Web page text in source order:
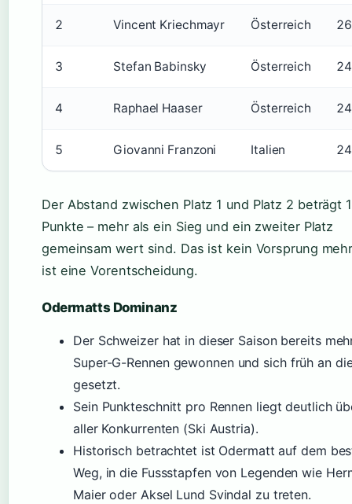
2 Vincent Kriechmayr Österreich
3 Stefan Babinsky Österreich
4 Raphael Haaser Österreich
5 Giovanni Franzoni Italien
Der Abstand zwischen Platz 1 und Platz 2 beträgt
Punkte – mehr als ein Sieg und ein zweiter Platz
gemeinsam wert sind. Das ist kein Vorsprung
ist eine Vorentscheidung.
Odermatts Dominanz
Der Schweizer hat in dieser Saison bereits
Super-G-Rennen gewonnen und sich früh an
gesetzt.
Sein Punkteschnitt pro Rennen liegt deutlich
aller Konkurrenten (Ski Austria).
Historisch betrachtet ist Odermatt auf dem
Weg, in die Fussstapfen von Legenden wie
Maier oder Aksel Lund Svindal zu treten.